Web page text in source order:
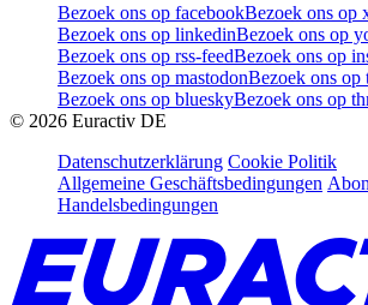
Bezoek ons op facebookBezoek ons op
Bezoek ons op linkedinBezoek ons op
Bezoek ons op rss-feedBezoek ons op
Bezoek ons op mastodonBezoek ons op
Bezoek ons op blueskyBezoek ons op
© 2026 Euractiv DE
Datenschutzerklärung Cookie Politik
Allgemeine Geschäftsbedingungen
Handelsbedingungen